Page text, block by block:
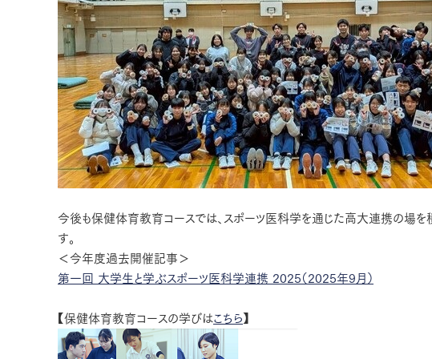
今後も保健体育教育コースでは、スポーツ医科学を通じた高大連携の場を
す。
＜今年度過去開催記事＞
第一回 大学生と学ぶスポーツ医科学連携 2025（2025年9月）
【保健体育教育コースの学びはこちら 】